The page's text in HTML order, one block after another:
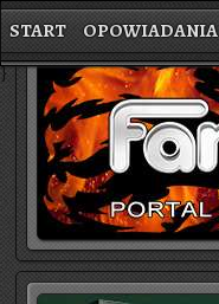
START OPOWIADANIA
}